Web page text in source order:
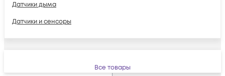
Датчики дыма
Датчики и сенсоры
Все товары